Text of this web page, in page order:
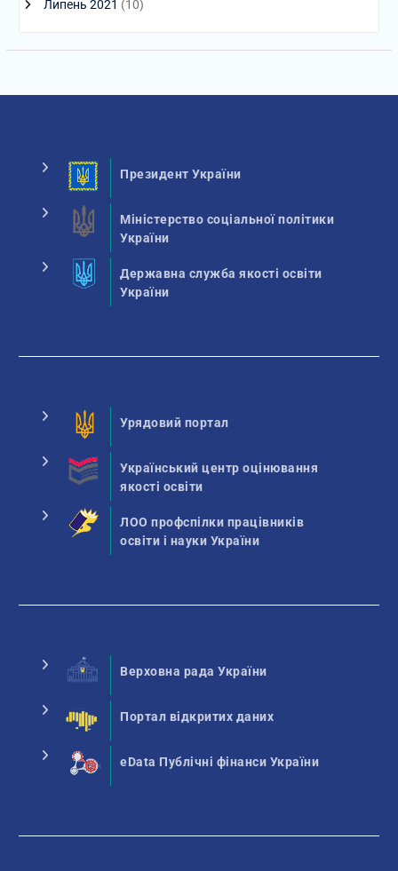
Липень 2021 (10)
Президент України
Міністерство соціальної політики
України
Державна служба якості освіти
України
Урядовий портал
Український центр оцінювання
якості освіти
ЛОО профспілки працівників
освіти і науки України
Верховна рада України
Портал відкритих даних
eData Публічні фінанси України